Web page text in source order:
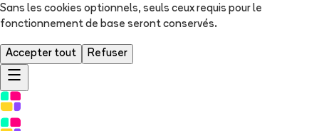
Sans les cookies optionnels, seuls ceux requis pour le
fonctionnement de base seront conservés.
Accepter tout Refuser